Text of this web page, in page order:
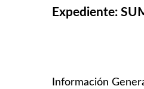
Expediente:
Información